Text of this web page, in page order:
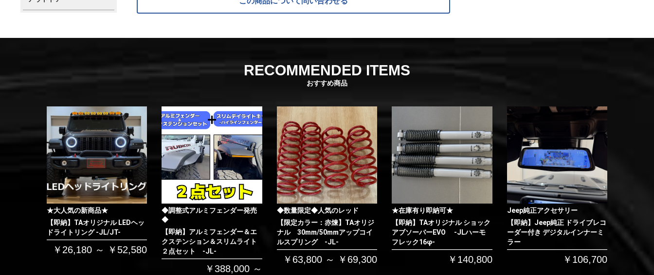
お買い物を続ける カートへ進む
RECOMMENDED ITEMS
おすすめ商品
★大人気の新商品★
【即納】TAオリジナル LEDヘッ
ドライトリング -JL/JT-
￥26,180 ～ ￥52,580
◆調整式アルミフェンダー発売
◆
【即納】アルミフェンダー＆エ
クステンション＆スリムライト
２点セット -JL-
￥388,000 ～
◆数量限定◆人気のレッド
【限定カラー：赤煉】TAオリジ
ナル 30mm/50mmアップコイ
ルスプリング -JL-
￥63,800 ～ ￥69,300
★在庫有り即納可★
【即納】TAオリジナル ショック
アブソーバーEVO -JLハーモ
フレック16φ-
￥140,800
Jeep純正アクセサリー
【即納】Jeep純正 ドライブレコ
ーダー付き デジタルインナーミ
ラー
￥106,700